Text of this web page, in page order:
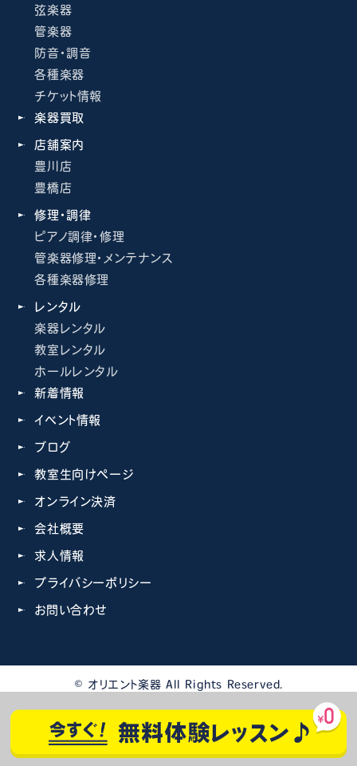
弦楽器
管楽器
防音・調音
各種楽器
チケット情報
楽器買取
店舗案内
豊川店
豊橋店
修理・調律
ピアノ調律・修理
管楽器修理・メンテナンス
各種楽器修理
レンタル
楽器レンタル
教室レンタル
ホールレンタル
新着情報
イベント情報
ブログ
教室生向けページ
オンライン決済
会社概要
求人情報
プライバシーポリシー
お問い合わせ
© オリエント楽器 All Rights Reserved.